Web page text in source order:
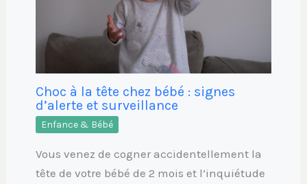
Choc à la tête chez bébé : signes
d’alerte et surveillance
Enfance & Bébé
Vous venez de cogner accidentellement la
tête de votre bébé de 2 mois et l’inquiétude